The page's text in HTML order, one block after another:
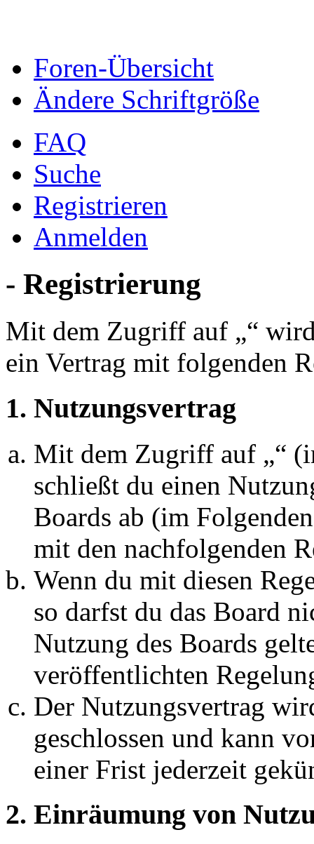
Foren-Übersicht
Ändere Schriftgröße
FAQ
Suche
Registrieren
Anmelden
- Registrierung
Mit dem Zugriff auf „“
ein Vertrag mit folgenden
1. Nutzungsvertrag
Mit dem Zugriff auf „“
schließt du einen
Boards ab (im
mit den nachfolgenden
Wenn du mit diesen
so darfst du das Board
Nutzung des Boards
veröffentlichten
Der Nutzungsvertrag
geschlossen und kann
einer Frist jederzeit
2. Einräumung von